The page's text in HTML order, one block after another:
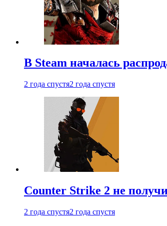
В Steam началась
2 года спустя2 года спустя
Counter Strike 2 не
2 года спустя2 года спустя